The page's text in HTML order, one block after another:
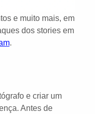
e muito mais, em
dos stories em
.
e criar um
Antes de